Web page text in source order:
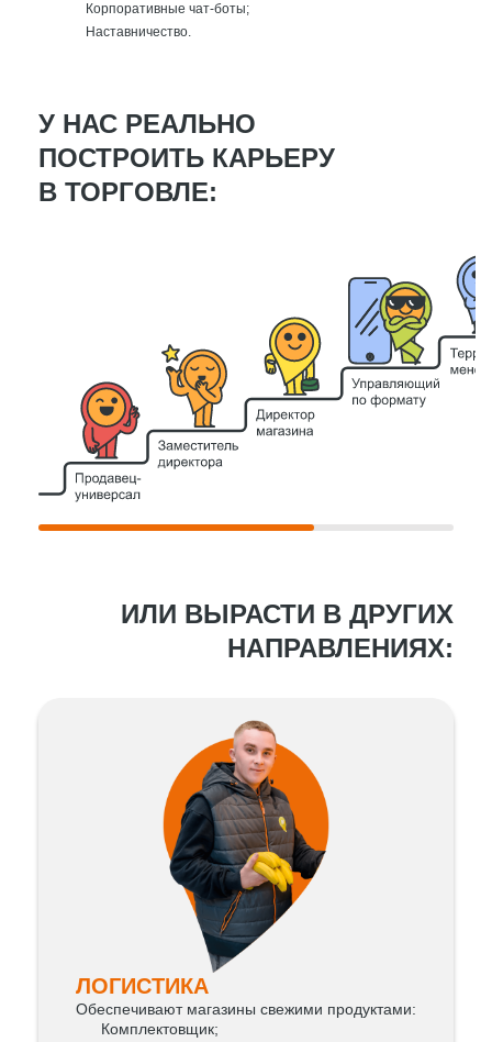
Корпоративные чат-боты;
Наставничество.
У НАС РЕАЛЬНО
ПОСТРОИТЬ КАРЬЕРУ
В ТОРГОВЛЕ:
ИЛИ ВЫРАСТИ В ДРУГИХ
НАПРАВЛЕНИЯХ:
ЛОГИСТИКА
Обеспечивают магазины свежими продуктами:
Комплектовщик;